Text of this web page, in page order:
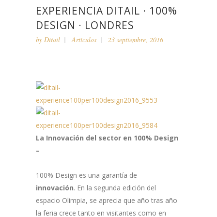
EXPERIENCIA DITAIL · 100%
DESIGN · LONDRES
by Ditail Artículos 23 septiembre, 2016
La Innovación del sector en 100% Design
–
100% Design es una garantía de
innovación. En la segunda edición del
espacio Olimpia, se aprecia que año tras año
la feria crece tanto en visitantes como en